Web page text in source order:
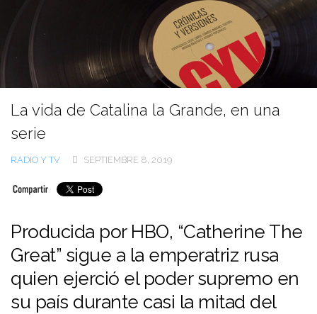
contenido
La vida de Catalina la Grande, en una
serie
RADIO Y TV SEPTIEMBRE 8, 2019
Producida por HBO, “Catherine The
Great” sigue a la emperatriz rusa
quien ejerció el poder supremo en
su país durante casi la mitad del